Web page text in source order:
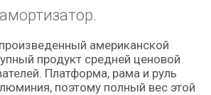
продукт средней ценовой
Платформа, рама и руль
поэтому полный вес этой